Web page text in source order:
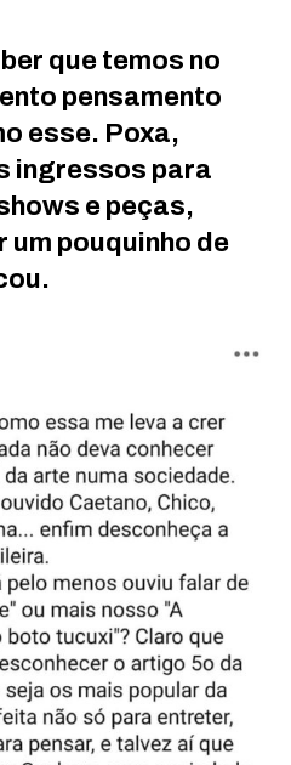
que temos no
pensamento
esse. Poxa,
ingressos para
e peças,
um pouquinho de